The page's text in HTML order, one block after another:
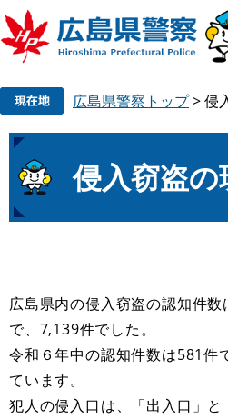
の
で
ー
ば
文
広島県警察トップ>侵
文
侵入窃盗の
広島県内の侵入窃盗の認知件
で、7,139件でした。
令和６年中の認知件数は581件
ています。
犯人の侵入口は、「出入口」と